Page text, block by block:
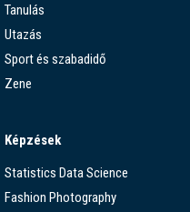
Tanulás
Utazás
Sport és szabadidő
Zene
Képzések
Statistics Data Science
Fashion Photography